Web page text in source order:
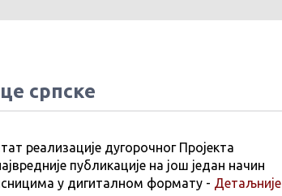
српске
реализације дугорочног Пројекта
публикације на још један начин
у дигиталном формату - Детаљније